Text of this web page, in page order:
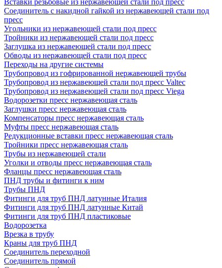
Соединитель с накидной гайкой из нержавеющей стали под
пресс
Угольники из нержавеющей стали под пресс
Тройники из нержавеющей стали под пресс
Заглушка из нержавеющей стали под пресс
Обводы из нержавеющей стали под пресс
Переходы на другие системы
Трубопровод из гофрированной нержавеющей трубы
Трубопровод из нержавеющей стали под пресс Valtec
Трубопровод из нержавеющей стали под пресс Viega
Водорозетки пресс нержавеющая сталь
Заглушки пресс нержавеющая сталь
Компенсаторы пресс нержавеющая сталь
Муфты пресс нержавеющая сталь
Редукционные вставки пресс нержавеющая сталь
Тройники пресс нержавеющая сталь
Трубы из нержавеющей стали
Уголки и отводы пресс нержавеющая сталь
Фланцы пресс нержавеющая сталь
ПНД трубы и фитинги к ним
Трубы ПНД
Фитинги для труб ПНД латунные Италия
Фитинги для труб ПНД латунные Китай
Фитинги для труб ПНД пластиковые
Водорозетка
Врезка в трубу
Краны для труб ПНД
Соединитель переходной
Соединитель прямой